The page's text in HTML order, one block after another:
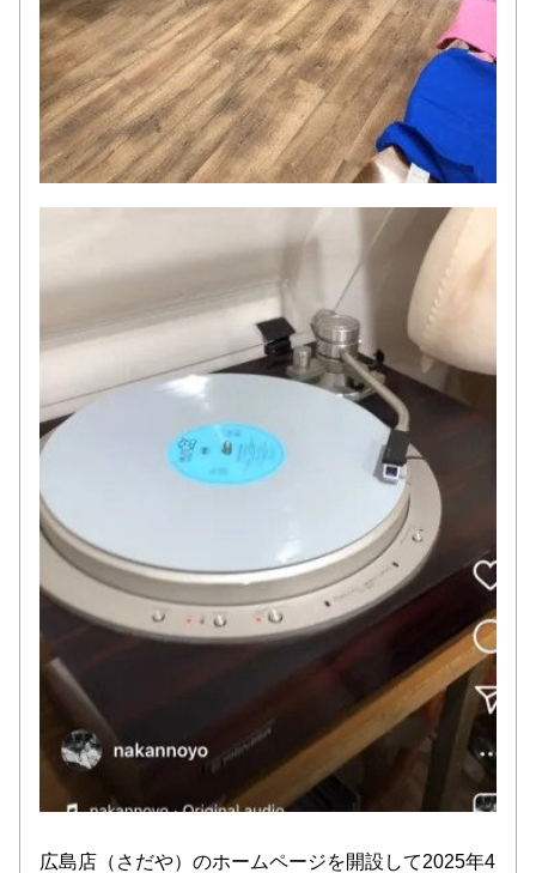
広島店（さだや）のホームページを開設して2025年4